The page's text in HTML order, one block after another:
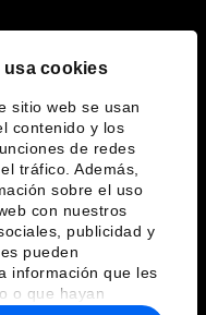
usa cookies
sitio web se usan
contenido y los
de redes
tráfico. Además,
sobre el uso
con nuestros
publicidad y
pueden
información que les
o que hayan